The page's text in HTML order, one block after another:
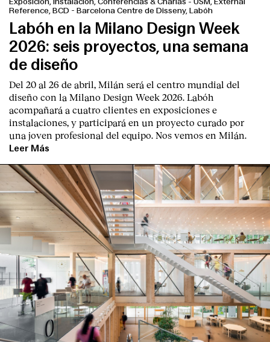
Reference, BCD - Barcelona Centre de Disseny, Labóh
Labóh en la Milano Design Week
2026: seis proyectos, una semana
de diseño
Del 20 al 26 de abril, Milán será el centro mundial del
diseño con la Milano Design Week 2026. Labóh
acompañará a cuatro clientes en exposiciones e
instalaciones, y participará en un proyecto curado por
una joven profesional del equipo. Nos vemos en Milán.
Leer Más